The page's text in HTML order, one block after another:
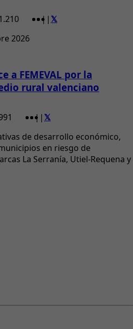
| |
2026
a FEMEVAL por la
rural valenciano
| |
de desarrollo económico,
en riesgo de
La Serranía, Utiel-Requena y